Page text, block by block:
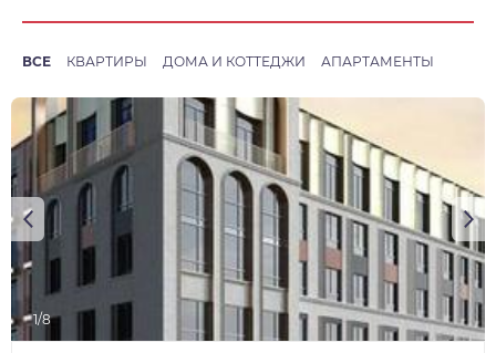
ВСЕ КВАРТИРЫ ДОМА И КОТТЕДЖИ АПАРТАМЕНТЫ
1/8